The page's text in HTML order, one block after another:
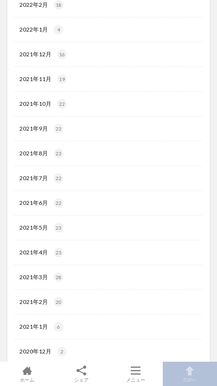
2022年2月 18
2022年1月 4
2021年12月 16
2021年11月 19
2021年10月 22
2021年9月 23
2021年8月 23
2021年7月 22
2021年6月 22
2021年5月 23
2021年4月 23
2021年3月 28
2021年2月 20
2021年1月 6
2020年12月 2
ホーム シェア メニュー TOPへ